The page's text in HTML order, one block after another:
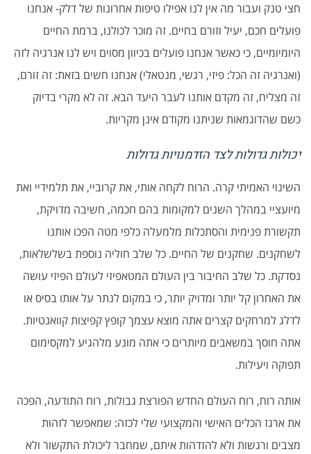
חצי טנק ועבור מה אין לנו אפילו טיפות אחרונות של דלק- אנחנו
פועלים חכם, יעיל וזורם בחיים. זה מוכר לכולנו, ברמת החיים
היומיומיים, כי כאשר אנחנו פועלים בכיוון מסוים ויש לנו אנרגיה לזה
(ואנרגיה זה הכל: פיזי, רגשי, מנטאלי) אנחנו חשים בזאת: זה זורם,
זה מצליח, זה מקדם אותנו לעבר היעד הבא. זה לא מקרי בדיוק
כשם שהדוגמאות שניתנו מקודם אינן מקריות.
יכולות גדולות לצד הזדמנויות גדולות
השינוי האמיתי קרה. הרוח לקחה אותי, את קרוביי, את תלמידיי ואת
מיועציי במהלך השנים למקומות בהם חכמה, חשיבה מדויקת,
תקשורת פנימית והסתכלות מלמעלה כלפי מטה הפכו אותנו
לשחקנים. שחקנים של החיים. כל שלב חוליה נוספת בשלשלאות,
נסדקת. כל שלב החיבור בין העולם המטאפיזי לעולם הפיזי עושה
את האחרון קל יותר ומדויק יותר, כי במקום לנתר על אותו בסיס או
לדלג למרחקים קצרים אתה מוצא עצמך קופץ קפיצות קוואנטיות.
אתה חוסך במשאבים מיותרים כי אתה מונע מלהגיע למקסימום
תפוקה ויעילות.
אותה רוח, רוח העולם החדש הפורצת גבולות, רוח התודעה, הפכה
את ארגז הכלים האישי והמקצועי שלי לכזה: שמאפשר לזהות
מצבים ורגשות ולא להזדהות איתם, שמחבר ליכולת התקשור ולא